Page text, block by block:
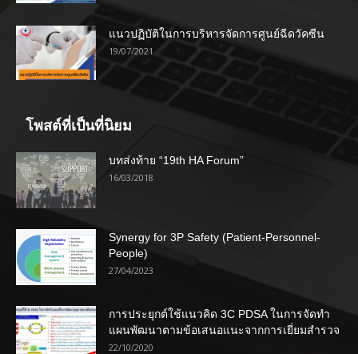
แนวปฏิบัติในการบริหารจัดการศูนย์ฉีดวัคซีน
19/07/2021
โพสต์ที่เป็นที่นิยม
บทส่งท้าย “19th HA Forum”
16/03/2018
Synergy for 3P Safety (Patient-Personnel-
People)
27/04/2023
การประยุกต์ใช้แนวคิด 3C PDSA ในการจัดทำ
แผนพัฒนาตามข้อเสนอแนะจากการเยี่ยมสำรวจ
22/10/2020